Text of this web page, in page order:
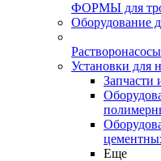
ФОРМЫ для
Оборудование
Установки для
Запчасти
Еще